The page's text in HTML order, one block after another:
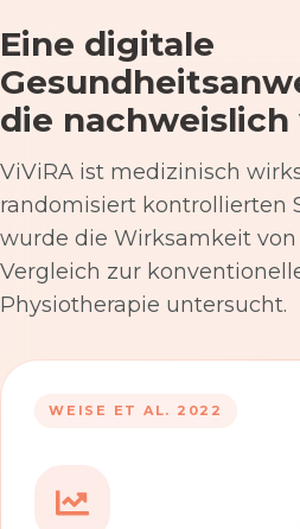
Eine digitale
die
ViViRA ist medizinisch
randomisiert kontrollierten
wurde die Wirksamkeit von
Vergleich zur
Physiotherapie untersucht.
WEISE ET AL. 2022
53%